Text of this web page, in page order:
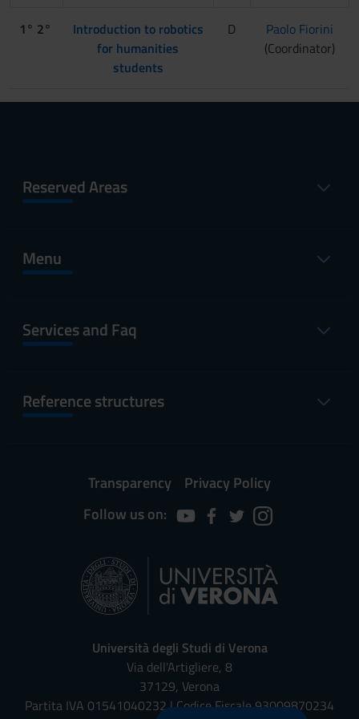
1° 2°
Introduction to robotics
for humanities
students
D
Paolo Fiorini
(Coordinator)
Reserved Areas
Menu
Services and Faq
Reference structures
Transparency
Privacy Policy
Follow us on:
Università degli Studi di Verona
Via dell'Artigliere, 8
37129, Verona
Partita IVA 01541040232 | Codice Fiscale 93009870234